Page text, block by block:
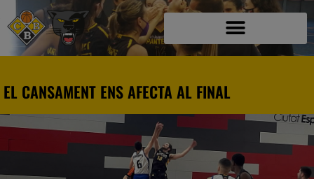
EL CANSAMENT ENS AFECTA AL FINAL